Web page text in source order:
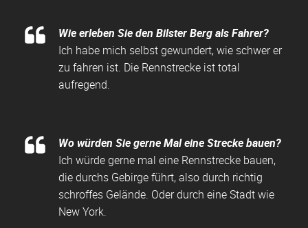
Wie erleben Sie den Bilster Berg als Fahrer?
Ich habe mich selbst gewundert, wie schwer er
zu fahren ist. Die Rennstrecke ist total
aufregend.
Wo würden Sie gerne Mal eine Strecke bauen?
Ich würde gerne mal eine Rennstrecke bauen,
die durchs Gebirge führt, also durch richtig
schroffes Gelände. Oder durch eine Stadt wie
New York.